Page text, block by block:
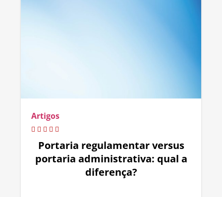
Artigos
Portaria regulamentar versus
portaria administrativa: qual a
diferença?